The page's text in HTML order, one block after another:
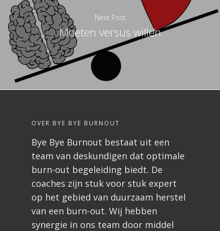
Next Post
Moeten versus willen
OVER BYE BYE BURNOUT
Bye Bye Burnout bestaat uit een
team van deskundigen dat optimale
burn-out begeleiding biedt. De
coaches zijn stuk voor stuk expert
op het gebied van duurzaam herstel
van een burn-out. Wij hebben
synergie in ons team door middel